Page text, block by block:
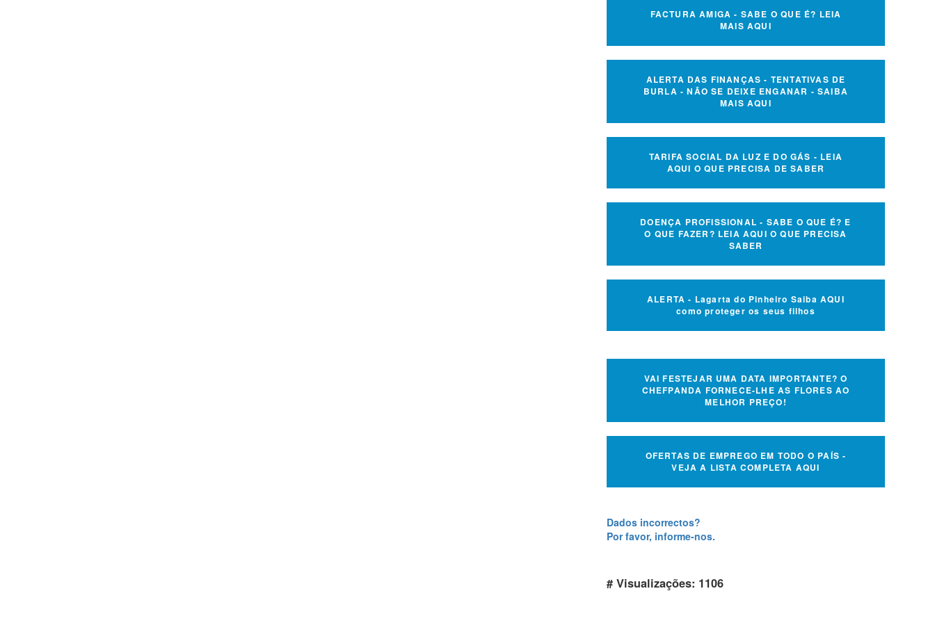
FACTURA AMIGA - SABE O QUE É? LEIA
MAIS AQUI
ALERTA DAS FINANÇAS - TENTATIVAS DE
BURLA - NÃO SE DEIXE ENGANAR - SAIBA
MAIS AQUI
TARIFA SOCIAL DA LUZ E DO GÁS - LEIA
AQUI O QUE PRECISA DE SABER
DOENÇA PROFISSIONAL - SABE O QUE É? E
O QUE FAZER? LEIA AQUI O QUE PRECISA
SABER
ALERTA - Lagarta do Pinheiro Saiba AQUI
como proteger os seus filhos
VAI FESTEJAR UMA DATA IMPORTANTE? O
CHEFPANDA FORNECE-LHE AS FLORES AO
MELHOR PREÇO!
OFERTAS DE EMPREGO EM TODO O PAÍS -
VEJA A LISTA COMPLETA AQUI
Dados incorrectos?
Por favor, informe-nos.
# Visualizações: 1106